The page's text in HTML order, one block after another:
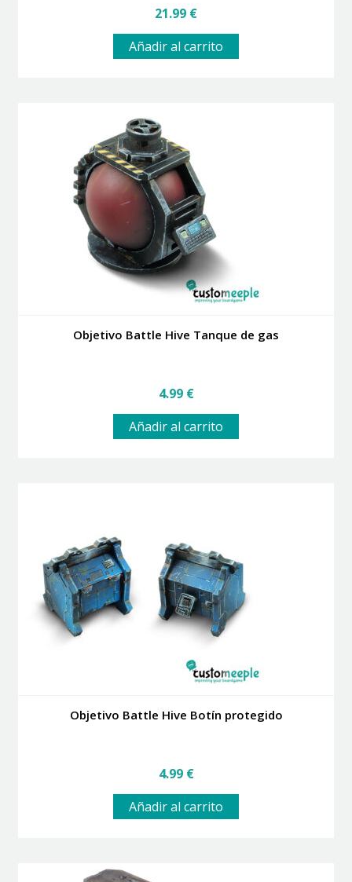
21.99 €
Añadir al carrito
Objetivo Battle Hive Tanque de gas
4.99 €
Añadir al carrito
Objetivo Battle Hive Botín protegido
4.99 €
Añadir al carrito